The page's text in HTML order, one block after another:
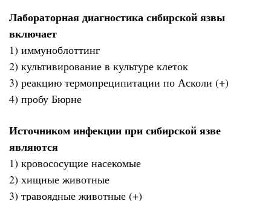
Лабораторная диагностика сибирской язвы
включает
1) иммуноблоттинг
2) культивирование в культуре клеток
3) реакцию термопреципитации по Асколи (+)
4) пробу Бюрне
Источником инфекции при сибирской язве
являются
1) кровососущие насекомые
2) хищные животные
3) травоядные животные (+)